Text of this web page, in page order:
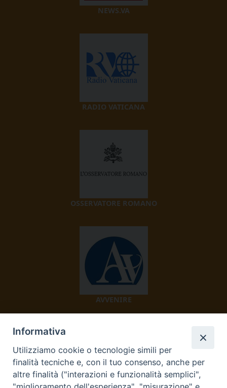
NEWS.VA
RADIO VATICANA
OSSERVATORE ROMANO
AVVENIRE
Informativa
Utilizziamo cookie o tecnologie simili per
finalità tecniche e, con il tuo consenso, anche per
altre finalità ("interazioni e funzionalità semplici",